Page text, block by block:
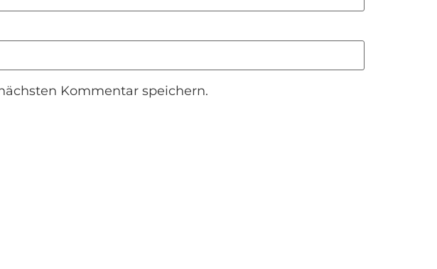
Kommentar speichern.